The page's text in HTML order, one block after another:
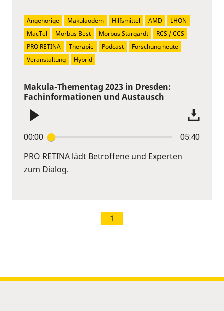
Makula-Thementag 2023 in Dresden:
Fachinformationen und Austausch
00:00 05:40
PRO RETINA lädt Betroffene und Experten
zum Dialog.
Angehörige Makulaödem Hilfsmittel AMD
LHON
MacTel
Morbus Best Morbus Stargardt
RCS / CCS
PRO RETINA
Therapie Podcast
Forschung heute
Veranstaltung
Hybrid
1